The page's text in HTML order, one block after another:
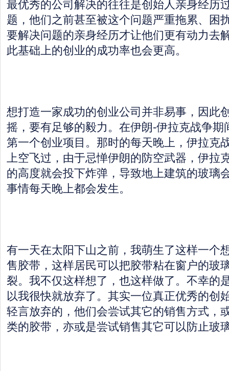
最优秀的公司解决的往往是创始人亲身经历
题，他们之前甚至被这个问题严重拖累、困
要解决问题的亲身经历才让他们更有动力去
此基础上的创业的成功率也会更高。
想打造一家成功的创业公司并非易事，因此
摇，要有足够的毅力。在伊朗-伊拉克战争期
第一个创业项目。那时的每天晚上，伊拉克
上空飞过，由于忌惮伊朗的防空武器，伊拉
的高度就会投下炸弹，导致地上建筑的玻璃
事情每天晚上都会发生。
有一天在太阳下山之前，我萌生了这样一个
售胶带，这样居民可以把胶带粘在窗户的玻
裂。我不仅这样想了，也这样做了。不幸的
以我很快就放弃了。其实一位真正优秀的创
轻言放弃的，他们会尝试其它的销售方式，
类的胶带，亦或是尝试销售其它可以防止玻